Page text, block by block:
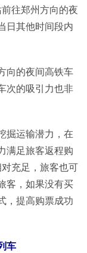
往郑州方向的夜
日其他时间段内
的夜间高铁车
次的吸引力也非
运输潜力，在
满足旅客返程购
充足，旅客也可
客，如果没有买
，提高购票成功
车